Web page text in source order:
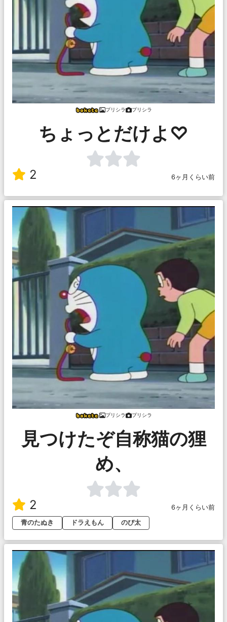
プリシラ プリシラ
ちょっとだけよ♡
2 6ヶ月くらい前
プリシラ プリシラ
見つけたぞ自称猫の狸
め、
2
6ヶ月くらい前
青のたぬき
ドラえもん のび太